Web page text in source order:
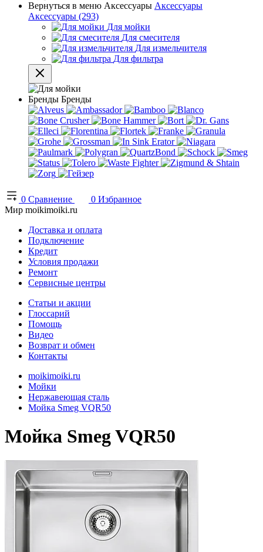
Вернуться в меню Аксессуары Аксессуары
Аксессуары (293)
Для мойки
Для смесителя
Для измельчителя
Для фильтра
Бренды Бренды
0 Сравнение 0 Избранное
Мир moikimoiki.ru
Доставка и оплата
Подключение
Кредит
Условия продажи
Ремонт
Сервисные центры
Статьи и акции
Глоссарий
Помощь
Видео
Возврат и обмен
Контакты
moikimoiki.ru
Мойки
Нержавеющая сталь
Мойка Smeg VQR50
Мойка Smeg VQR50